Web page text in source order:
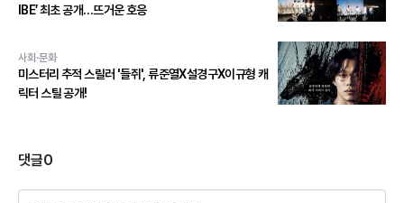
IBE’ 최초 공개…뜨거운 호응
사회·문화
미스터리 추적 스릴러 '들쥐', 류준열X설경구X이규형 캐
릭터 스틸 공개!
댓글0